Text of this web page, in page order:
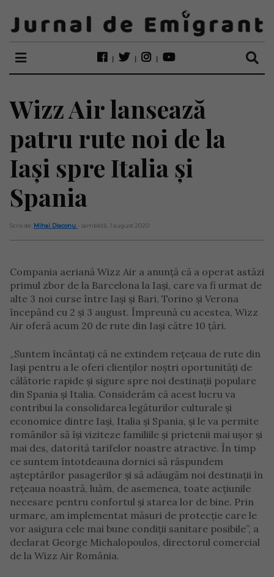
Wizz Air lansează
patru rute noi de la
Iași spre Italia și
Spania
Scris de: Mihai Diaconu - sâmbătă, 1 august 2020
Compania aeriană Wizz Air a anunță că a operat astăzi
primul zbor de la Barcelona la Iași, care va fi urmat de
alte 3 noi curse între Iași și Bari, Torino și Verona
începând cu 2 și 3 august. Împreună cu acestea, Wizz
Air oferă acum 20 de rute din Iași către 10 țări.
„Suntem încântați că ne extindem rețeaua de rute din
Iași pentru a le oferi clienților noștri oportunități de
călătorie rapide și sigure spre noi destinații populare
din Spania și Italia. Considerăm că acest lucru va
contribui la consolidarea legăturilor culturale și
economice dintre Iași, Italia și Spania, și le va permite
românilor să își viziteze familiile și prietenii mai ușor și
mai des, datorită tarifelor noastre atractive. În timp
ce suntem întotdeauna dornici să răspundem
așteptărilor pasagerilor și să adăugăm noi destinații în
rețeaua noastră, luăm, de asemenea, toate acțiunile
necesare pentru confortul și starea lor de bine. Prin
urmare, am implementat măsuri de protecție care le
vor asigura cele mai bune condiții sanitare posibile”, a
declarat George Michalopoulos, directorul comercial
de la Wizz Air România.